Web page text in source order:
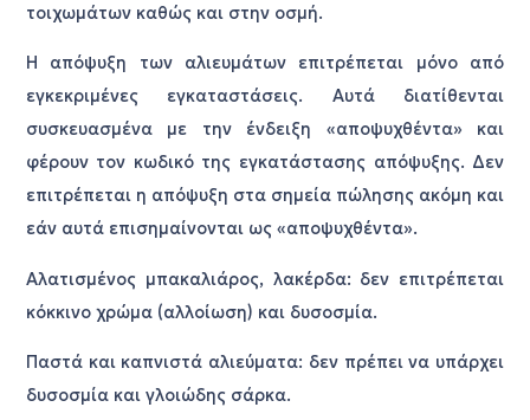
τοιχωμάτων καθώς και στην οσμή.
Η απόψυξη των αλιευμάτων επιτρέπεται μόνο από
εγκεκριμένες εγκαταστάσεις. Αυτά διατίθενται
συσκευασμένα με την ένδειξη «αποψυχθέντα» και
φέρουν τον κωδικό της εγκατάστασης απόψυξης. Δεν
επιτρέπεται η απόψυξη στα σημεία πώλησης ακόμη και
εάν αυτά επισημαίνονται ως «αποψυχθέντα».
Αλατισμένος μπακαλιάρος, λακέρδα: δεν επιτρέπεται
κόκκινο χρώμα (αλλοίωση) και δυσοσμία.
Παστά και καπνιστά αλιεύματα: δεν πρέπει να υπάρχει
δυσοσμία και γλοιώδης σάρκα.